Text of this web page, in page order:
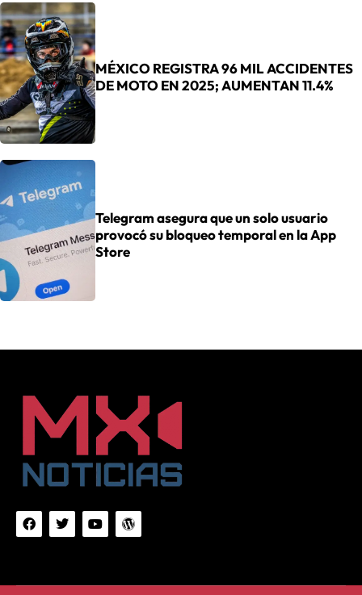
MÉXICO REGISTRA 96 MIL ACCIDENTES
DE MOTO EN 2025; AUMENTAN 11.4%
Telegram asegura que un solo usuario
provocó su bloqueo temporal en la App
Store